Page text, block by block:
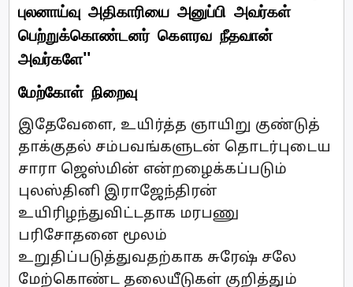
புலனாய்வு அதிகாரியை அனுப்பி அவர்கள்
பெற்றுக்கொண்டனர் கௌரவ நீதவான்
அவர்களே''
மேற்கோள் நிறைவு
இதேவேளை, உயிர்த்த ஞாயிறு குண்டுத்
தாக்குதல் சம்பவங்களுடன் தொடர்புடைய
சாரா ஜெஸ்மின் என்றழைக்கப்படும்
புலஸ்தினி இராஜேந்திரன்
உயிரிழந்துவிட்டதாக மரபணு
பரிசோதனை மூலம்
உறுதிப்படுத்துவதற்காக சுரேஷ் சலே
மேற்கொண்ட தலையீடுகள் குறித்தும்